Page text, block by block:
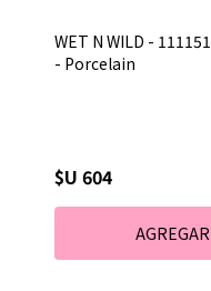
WET N WILD -
- Porcelain
$U 604